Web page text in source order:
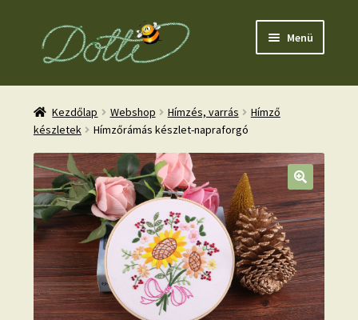
Ugrás
Kilépés
Menü
Kezdőlap Webshop Hímzés, varrás
Hímző
készletek
Hímzőrámás készlet-napraforgó